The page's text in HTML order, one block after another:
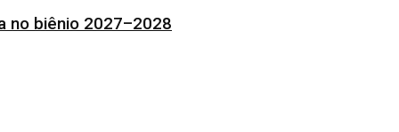
no biênio 2027–2028